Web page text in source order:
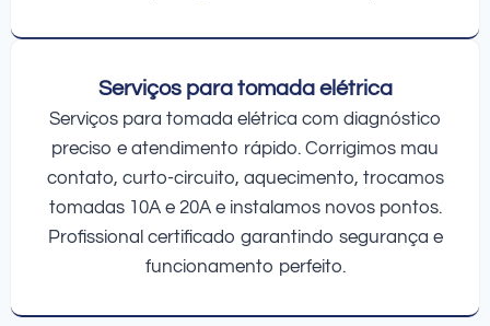
Serviços para tomada elétrica
Serviços para tomada elétrica com diagnóstico
preciso e atendimento rápido. Corrigimos mau
contato, curto-circuito, aquecimento, trocamos
tomadas 10A e 20A e instalamos novos pontos.
Profissional certificado garantindo segurança e
funcionamento perfeito.